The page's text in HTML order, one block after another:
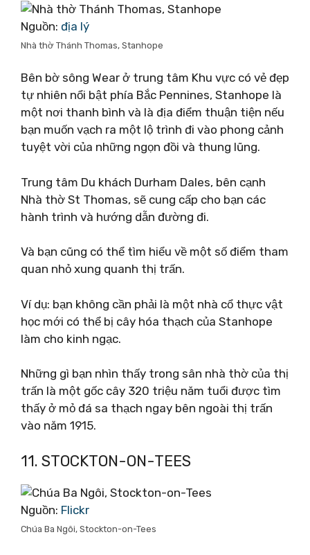
Nguồn: địa lý
Nhà thờ Thánh Thomas, Stanhope
Bên bờ sông Wear ở trung tâm Khu vực có vẻ đẹp
tự nhiên nổi bật phía Bắc Pennines, Stanhope là
một nơi thanh bình và là địa điểm thuận tiện nếu
bạn muốn vạch ra một lộ trình đi vào phong cảnh
tuyệt vời của những ngọn đồi và thung lũng.
Trung tâm Du khách Durham Dales, bên cạnh
Nhà thờ St Thomas, sẽ cung cấp cho bạn các
hành trình và hướng dẫn đường đi.
Và bạn cũng có thể tìm hiểu về một số điểm tham
quan nhỏ xung quanh thị trấn.
Ví dụ: bạn không cần phải là một nhà cổ thực vật
học mới có thể bị cây hóa thạch của Stanhope
làm cho kinh ngạc.
Những gì bạn nhìn thấy trong sân nhà thờ của thị
trấn là một gốc cây 320 triệu năm tuổi được tìm
thấy ở mỏ đá sa thạch ngay bên ngoài thị trấn
vào năm 1915.
11. STOCKTON-ON-TEES
Nguồn: Flickr
Chúa Ba Ngôi, Stockton-on-Tees